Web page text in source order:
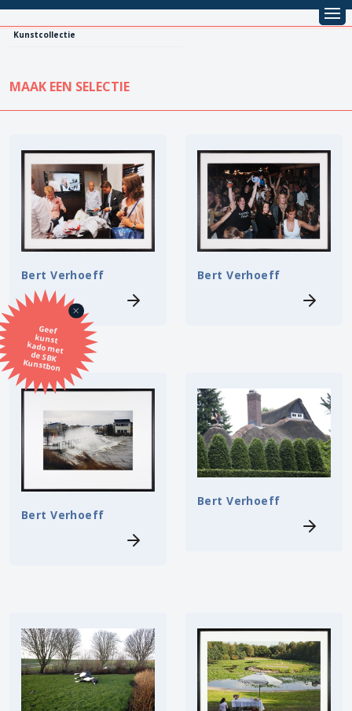
Kunstcollectie
Geef
kunst
kado met
de SBK
Kunstbon
MAAK EEN SELECTIE
KUNSTCOLLECTIE
Alle kunstwerken
Koopprijs
Vestiging
Stijl
Onderwerp
Techniek
Kunstenaar
Formaat
Kleur
14 items. Pagina: 1
Bert Verhoeff Bert Verhoeff
Bert Verhoeff
Bert Verhoeff